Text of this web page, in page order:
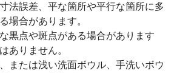
法誤差、平な箇所や平行な箇所に多
場合があります。
黒点や斑点がある場合があります
ありません。
または浅い洗面ボウル、手洗いボウ